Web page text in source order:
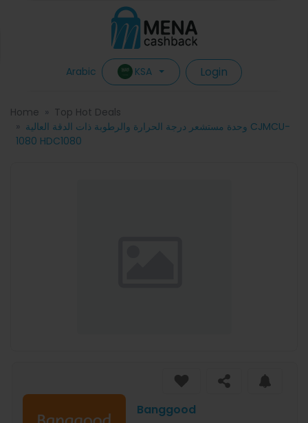
Arabic KSA Login
Home
Top Hot Deals
وحدة مستشعر درجة الحرارة والرطوبة ذات الدقة العالية CJMCU-
1080 HDC1080
Banggood